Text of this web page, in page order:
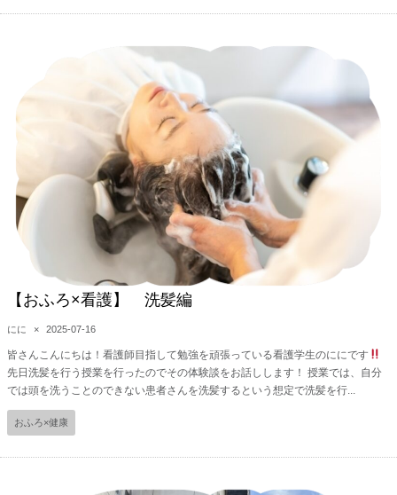
【おふろ×看護】 洗髪編
にに × 2025-07-16
皆さんこんにちは！看護師目指して勉強を頑張っている看護学生のににです
先日洗髪を行う授業を行ったのでその体験談をお話しします！ 授業では、自分
では頭を洗うことのできない患者さんを洗髪するという想定で洗髪を行...
おふろ×健康